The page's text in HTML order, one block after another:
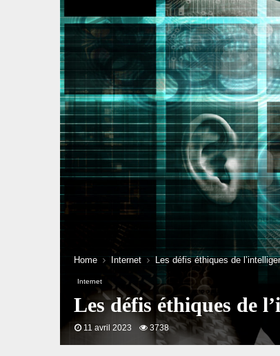
Home Internet Les défis éthiques de
Internet
Les défis éthiques de
11 avril 2023 3738